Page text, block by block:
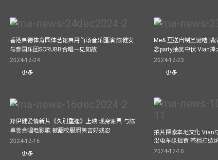
香港启德体育园体艺馆启用首场音乐匯演 陈健安
与泰国乐团SCRUBB合唱一见如故
2024-12-24
更多
Me& 互送自制圣诞咭
忘party抽奖中伏 Vian捧
2024-12-23
更多
郑伊健爱情新片《久別重逢》上映 现身谢票 与陈
卓贤合唱电影歌 被翻校服照笑言好残忍
2024-12-16
更多
拍片探索本地文化 Vian
沿电车缐搵食 茶档打边
2024-12-10